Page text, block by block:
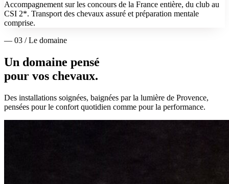
Accompagnement sur les concours de la France entière, du club au
CSI 2*. Transport des chevaux assuré et préparation mentale
comprise.
— 03 / Le domaine
Un domaine pensé
pour vos chevaux.
Des installations soignées, baignées par la lumière de Provence,
pensées pour le confort quotidien comme pour la performance.